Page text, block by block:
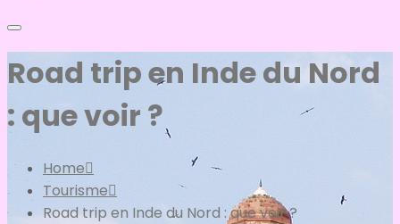
Road trip en Inde du Nord
: que voir ?
Home
Tourisme
Road trip en Inde du Nord : que voir ?